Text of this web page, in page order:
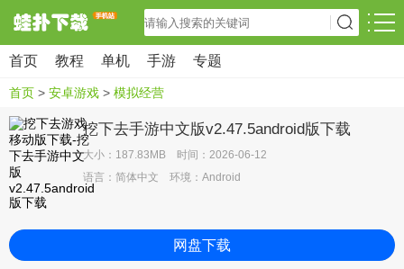
首页 教程 单机 手游 专题
首页 > 安卓游戏 > 模拟经营
挖下去手游中文版v2.47.5android版下载
大小：187.83MB 时间：2026-06-12
语言：简体中文 环境：Android
网盘下载